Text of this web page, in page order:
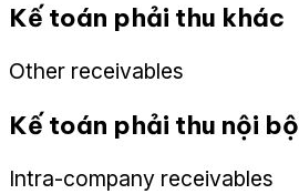
Kế toán phải thu khác
Other receivables
Kế toán phải thu nội bộ
Intra-company receivables